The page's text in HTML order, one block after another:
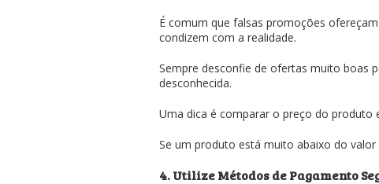
É comum que falsas promoções
condizem com a realidade.
Sempre desconfie de ofertas muito boas
desconhecida.
Uma dica é comparar o preço do produto
Se um produto está muito abaixo do
4. Utilize Métodos de Pagamento